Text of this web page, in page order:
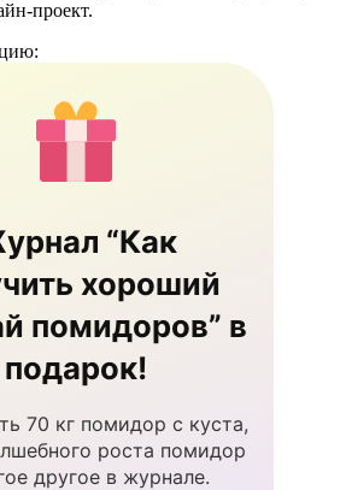
проект.
“Как
хороший
помидоров” в
подарок!
70 кг помидор с куста,
роста помидор
другое в журнале.